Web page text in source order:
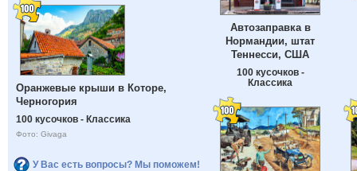
Оранжевые крыши в Которе,
Черногория
100 кусочков - Классика
Фото: Givaga
У Вас есть вопросы? Мы поможем!
Автозаправка в
Нормандии, штат
Теннесси, США
100 кусочков -
Классика